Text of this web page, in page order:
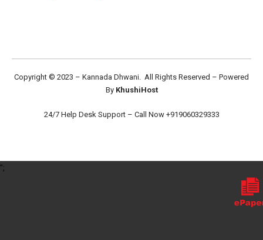
Copyright © 2023 – Kannada Dhwani. All Rights Reserved – Powered
By KhushiHost
24/7 Help Desk Support – Call Now +919060329333
";